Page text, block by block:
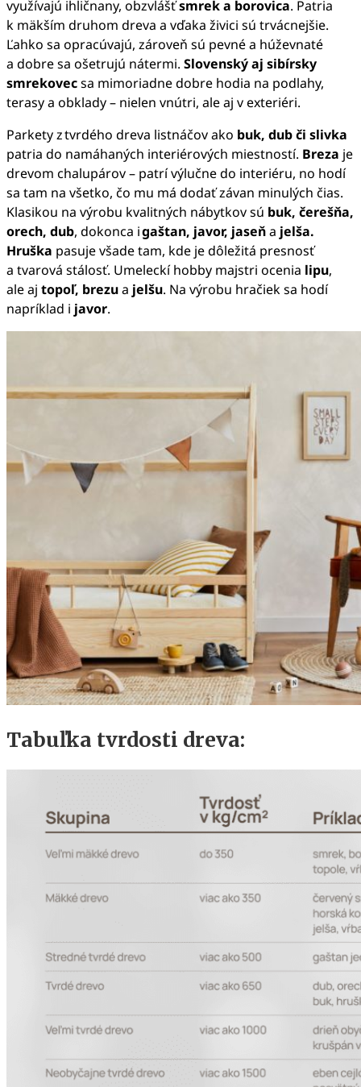
využívajú ihličnany, obzvlášťsmrek a borovica. Patria
k mäkším druhom dreva a vďaka živici sú trvácnejšie.
Ľahko sa opracúvajú, zároveň sú pevné a húževnaté
a dobre sa ošetrujú nátermi. Slovenský aj sibírsky
smrekovecsa mimoriadne dobre hodia na podlahy,
terasy a obklady – nielen vnútri, ale aj v exteriéri.
Parkety z tvrdého dreva listnáčov ako buk, dub či slivka
patria do namáhaných interiérových miestností. Breza je
drevom chalupárov – patrí výlučne do interiéru, no hodí
sa tam na všetko, čo mu má dodať závan minulých čias.
Klasikou na výrobu kvalitných nábytkov sú buk, čerešňa,
orech, dub, dokonca igaštan, javor, jaseňa jelša.
Hruška pasuje všade tam, kde je dôležitá presnosť
a tvarová stálosť. Umeleckí hobby majstri ocenia lipu,
ale aj topoľ, brezua jelšu. Na výrobu hračiek sa hodí
napríklad i javor.
Tabuľka tvrdosti dreva: